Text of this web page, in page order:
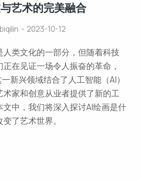
艺术的完美融合
biqilin 2023-10-12
类文化的一部分，但随着科技
在见证一场令人振奋的革命，
新兴领域结合了人工智能（AI）
家和创意从业者提供了新的工
中，我们将深入探讨AI绘画是什
了艺术世界。